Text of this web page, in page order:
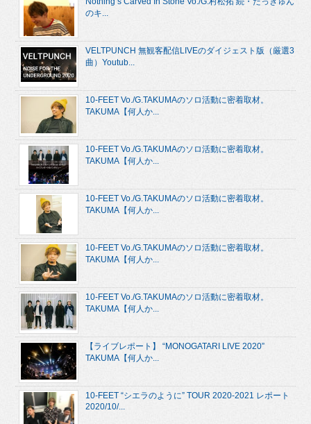
のキ...
VELTPUNCH 無観客配信LIVEのダイジェスト版（厳選3
曲）Youtub...
10-FEET Vo./G.TAKUMAのソロ活動に密着取材。
TAKUMA【何人か...
10-FEET Vo./G.TAKUMAのソロ活動に密着取材。
TAKUMA【何人か...
10-FEET Vo./G.TAKUMAのソロ活動に密着取材。
TAKUMA【何人か...
10-FEET Vo./G.TAKUMAのソロ活動に密着取材。
TAKUMA【何人か...
10-FEET Vo./G.TAKUMAのソロ活動に密着取材。
TAKUMA【何人か...
【ライブレポート】 “MONOGATARI LIVE 2020”
TAKUMA【何人か...
10-FEET “シエラのように” TOUR 2020-2021 レポート
2020/10/...